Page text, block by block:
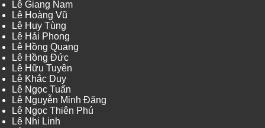
Lê Giang Nam
Lê Hoàng Vũ
Lê Huy Tùng
Lê Hải Phong
Lê Hồng Quang
Lê Hồng Đức
Lê Hữu Tuyên
Lê Khắc Duy
Lê Ngọc Tuấn
Lê Nguyễn Minh Đăng
Lê Ngọc Thiên Phú
Lê Nhi Linh